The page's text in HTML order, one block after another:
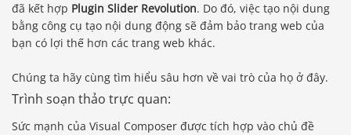
đã kết hợp Plugin Slider Revolution. Do đó, việc tạo nội dung
bằng công cụ tạo nội dung động sẽ đảm bảo trang web của
bạn có lợi thế hơn các trang web khác.
Chúng ta hãy cùng tìm hiểu sâu hơn về vai trò của họ ở đây.
Trình soạn thảo trực quan:
Sức mạnh của Visual Composer được tích hợp vào chủ đề